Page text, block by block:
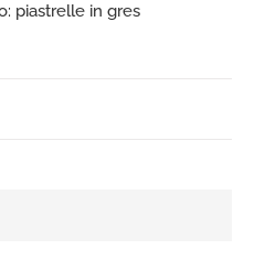
piastrelle in gres